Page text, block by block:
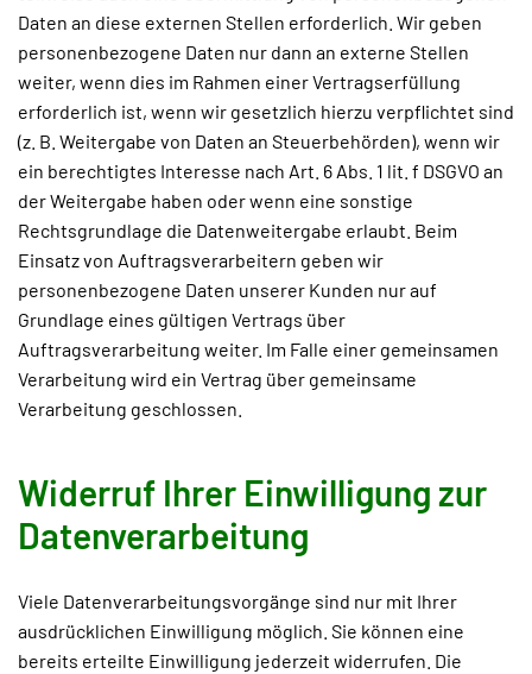
Daten an diese externen Stellen erforderlich. Wir geben
personenbezogene Daten nur dann an externe Stellen
weiter, wenn dies im Rahmen einer Vertragserfüllung
erforderlich ist, wenn wir gesetzlich hierzu verpflichtet sind
(z. B. Weitergabe von Daten an Steuerbehörden), wenn wir
ein berechtigtes Interesse nach Art. 6 Abs. 1 lit. f DSGVO an
der Weitergabe haben oder wenn eine sonstige
Rechtsgrundlage die Datenweitergabe erlaubt. Beim
Einsatz von Auftragsverarbeitern geben wir
personenbezogene Daten unserer Kunden nur auf
Grundlage eines gültigen Vertrags über
Auftragsverarbeitung weiter. Im Falle einer gemeinsamen
Verarbeitung wird ein Vertrag über gemeinsame
Verarbeitung geschlossen.
Widerruf Ihrer Einwilligung zur
Datenverarbeitung
Viele Datenverarbeitungsvorgänge sind nur mit Ihrer
ausdrücklichen Einwilligung möglich. Sie können eine
bereits erteilte Einwilligung jederzeit widerrufen. Die